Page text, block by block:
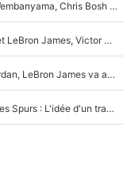
NBA - Victime d'une thrombose comme Victor Wembanyama, Chris Bosh prévient le Français des risques sur sa santé : «J’ai failli mourir sur le coup et j’ai été ramené à la vie»
De la NBA au cinéma : Comme Michael Jordan et LeBron James, Victor Wembanyama rêve d'une carrière d'acteur !
The Last Dance sur Netflix : Comme Michael Jordan, LeBron James va avoir le droit à sa série !
Stephen Curry avec Victor Wembanyama chez les Spurs : L'idée d'un trade historique est lancée en NBA !